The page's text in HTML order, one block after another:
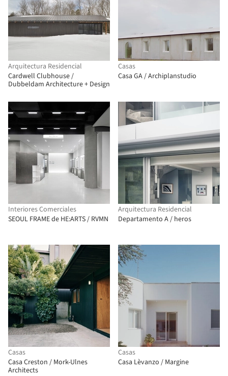
Arquitectura Residencial
Cardwell Clubhouse /
Dubbeldam Architecture + Design
Casas
Casa GA / Archiplanstudio
Interiores Comerciales
SEOUL FRAME de HE:ARTS / RVMN
Arquitectura Residencial
Departamento A / heros
Casas
Casa Creston / Mork-Ulnes
Architects
Casas
Casa Lèvanzo / Margine